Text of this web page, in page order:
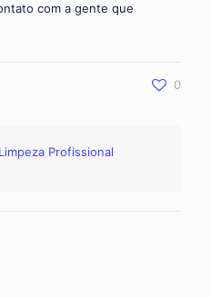
com a gente que
0
Profissional